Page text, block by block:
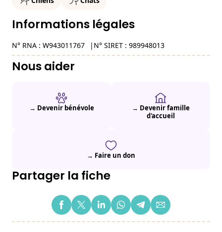
Informations légales
N° RNA : W943011767 N° SIRET : 989948013
Nous aider
→ Devenir bénévole
→ Devenir famille
d'accueil
→ Faire un don
Partager la fiche